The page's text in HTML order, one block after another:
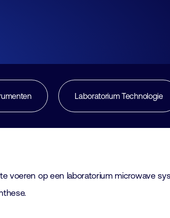
Laboratorium Technologie
voeren op een laboratorium microwave